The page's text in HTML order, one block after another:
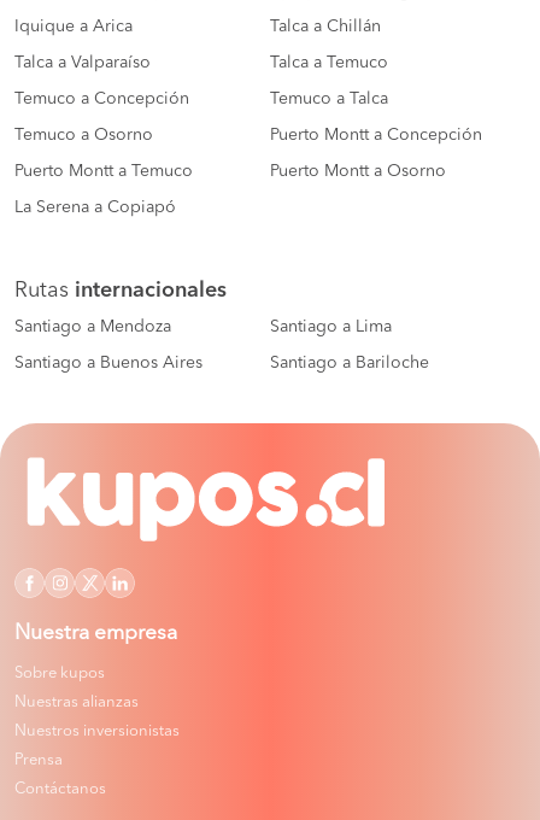
Iquique a Arica Talca a Chillán
Talca a Valparaíso Talca a Temuco
Temuco a Concepción Temuco a Talca
Temuco a Osorno Puerto Montt a Concepción
Puerto Montt a Temuco Puerto Montt a Osorno
La Serena a Copiapó
Rutas internacionales
Santiago a Mendoza Santiago a Lima
Santiago a Buenos Aires Santiago a Bariloche
Nuestra empresa
Sobre kupos
Nuestras alianzas
Nuestros inversionistas
Prensa
Contáctanos